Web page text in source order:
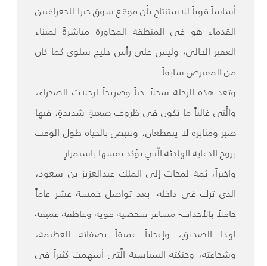
أساساً قوياً للاستنتاج بأن موقع سوق جيرا للجغرافيين
القدماء هو في المنطقة المجاورة مباشرةً لميناء
العقير الحالي، وليس على رأس خليج سلوى كما كان
من المفترض سابقاً.
وتعد هذه الرحلة سجلاً حياً وصريحاً لرحلات الصحراء،
والَّتي غالباً ما تكون في ظروف صعبةٍ شديدةٍ، فيها
صبر ومثابرة لا ينقطعان، وتنبض بالحياة طول الوقت
بروح الدعابة الهادئة الَّتي تؤكد نفسها باستمرارٍ.
وأخيراً، ثمة لمحات إلى الملك عبدالعزيز بن سعود،
الذي ترك في داخله -بعد تواصل خمسة عشر عاماً
حافلاً بالأحداث- مشاعر شخصية قوية وعاطفة عميقة
لهذا الصديق، وإعجاباً عميقاً بصفاته العظيمة،
وشجاعته، وحنكته السياسية الَّتي أسهمت كثيراً في